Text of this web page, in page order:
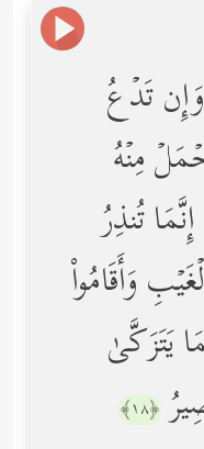
وَإِن تَدۡعُ
مِنۡهُ
تُنذِرُ
وَأَقَامُواْ
یَتَزَكَّىٰ
﴿١٨﴾